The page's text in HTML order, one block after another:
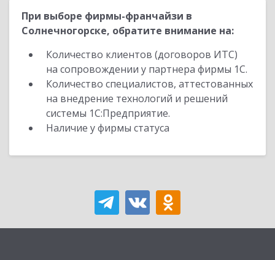
При выборе фирмы-франчайзи в
Солнечногорске, обратите внимание на:
Количество клиентов (договоров ИТС)
на сопровождении у партнера фирмы 1С.
Количество специалистов, аттестованных
на внедрение технологий и решений
системы 1С:Предприятие.
Наличие у фирмы статуса